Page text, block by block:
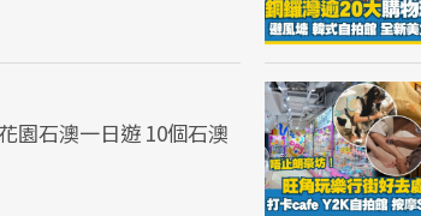
園石澳一日遊 10個石澳